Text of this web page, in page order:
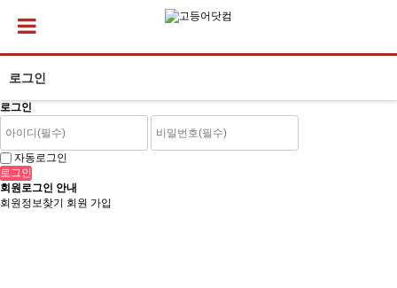
로그인
로그인
자동로그인
회원로그인 안내
회원정보찾기
회원 가입